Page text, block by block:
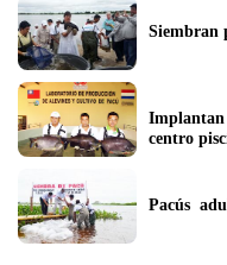
Siembran
Implantan
centro
Pacús